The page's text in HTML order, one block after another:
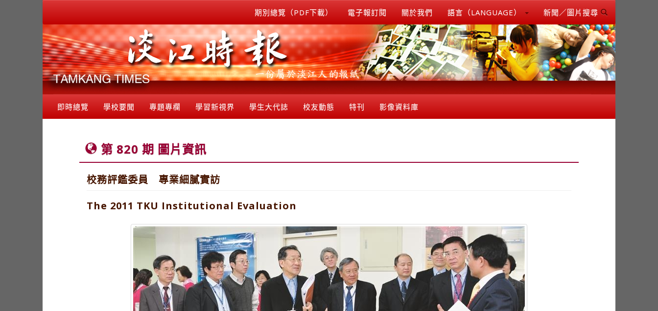
期別總覽（PDF下載） 電子報訂閱 關於我們 語言（LANGUAGE） 新聞／圖片搜尋
即時總覽 學校要聞 專題專欄 學習新視界 學生大代誌 校友動態 特刊 影像資料庫
第 820 期 圖片資訊
校務評鑑委員 專業細膩實訪
The 2011 TKU Institutional Evaluation